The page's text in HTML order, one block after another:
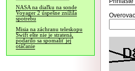
NASA na diaľku na sonde
Voyager 2 úspešne znížila
spotrebu
Misia na záchranu teleskopu
Swift ešte nie je stratená,
podarilo sa spomaliť jej
otáčanie